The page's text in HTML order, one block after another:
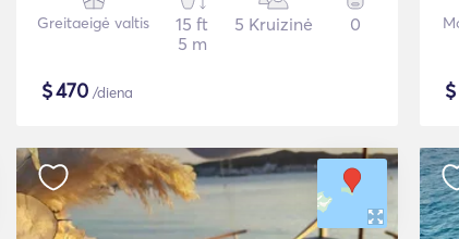
Greitaeigė valtis
15 ft
5 m
5 Kruizinė 0
$470 /diena